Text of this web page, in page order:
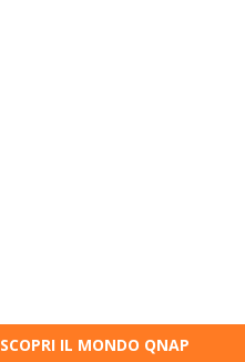
SCOPRI IL MONDO QNAP